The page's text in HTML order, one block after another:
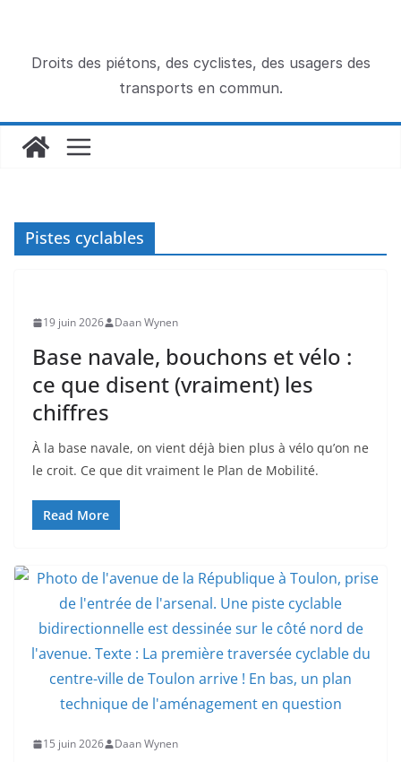
contenuDroits des piétons, des cyclistes, des usagers des
transports en commun.
Pistes cyclables
19 juin 2026 Daan Wynen
Base navale, bouchons et vélo :
ce que disent (vraiment) les
chiffres
À la base navale, on vient déjà bien plus à vélo qu’on ne
le croit. Ce que dit vraiment le Plan de Mobilité.
Read More
15 juin 2026 Daan Wynen